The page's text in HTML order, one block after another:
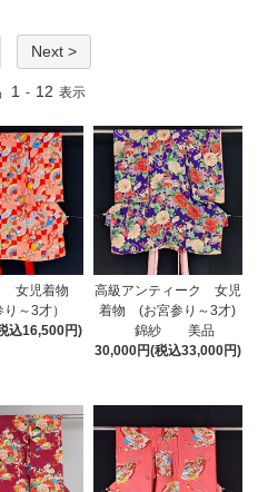
Next >
1 - 12 表示
女児着物
り～3才）
込16,500円)
高級アンティーク 女児
着物 (お宮参り～3才)
錦紗 美品
30,000円(税込33,000円)